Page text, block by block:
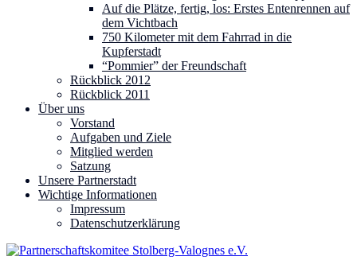
Auf die Plätze, fertig, los: Erstes Entenrennen auf
dem Vichtbach
750 Kilometer mit dem Fahrrad in die
Kupferstadt
“Pommier” der Freundschaft
Rückblick 2012
Rückblick 2011
Über uns
Vorstand
Aufgaben und Ziele
Mitglied werden
Satzung
Unsere Partnerstadt
Wichtige Informationen
Impressum
Datenschutzerklärung